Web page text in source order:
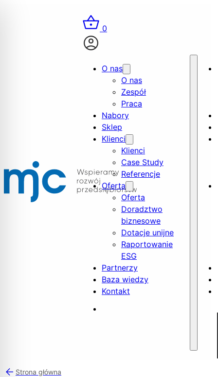
0
O nas
O nas
Zespół
Praca
Nabory
Sklep
Klienci
Klienci
Case Study
Referencje
Oferta
Oferta
Doradztwo
biznesowe
Dotacje unijne
Raportowanie
ESG
Partnerzy
Baza wiedzy
Kontakt
Strona główna